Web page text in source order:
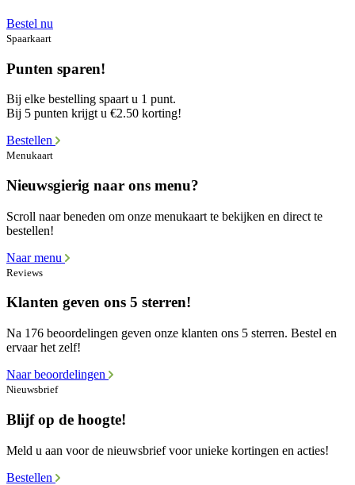
Bestel nu
Spaarkaart
Punten sparen!
Bij elke bestelling spaart u 1 punt.
Bij 5 punten krijgt u €2.50 korting!
Bestellen
Menukaart
Nieuwsgierig naar ons menu?
Scroll naar beneden om onze menukaart te bekijken en direct te
bestellen!
Naar menu
Reviews
Klanten geven ons 5 sterren!
Na 176 beoordelingen geven onze klanten ons 5 sterren. Bestel en
ervaar het zelf!
Naar beoordelingen
Nieuwsbrief
Blijf op de hoogte!
Meld u aan voor de nieuwsbrief voor unieke kortingen en acties!
Bestellen